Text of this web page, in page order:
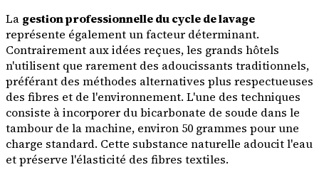
La gestion professionnelle du cycle de lavage
représente également un facteur déterminant.
Contrairement aux idées reçues, les grands hôtels
n'utilisent que rarement des adoucissants traditionnels,
préférant des méthodes alternatives plus respectueuses
des fibres et de l'environnement. L'une des techniques
consiste à incorporer du bicarbonate de soude dans le
tambour de la machine, environ 50 grammes pour une
charge standard. Cette substance naturelle adoucit l'eau
et préserve l'élasticité des fibres textiles.